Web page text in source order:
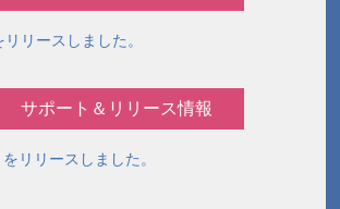
リースしました。
サポート＆リリース情報
リリースしました。